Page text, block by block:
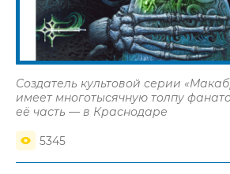
Создатель культовой серии
имеет многотысячную толпу
её часть — в Краснодаре
5345